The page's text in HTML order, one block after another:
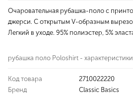
Очаровательная рубашка-поло с
джерси. С открытым V-образным
Легкий в уходе. 95% полиэстер, 5%
рубашка поло Poloshirt - характеристики
Код товара
2710022220
Бренд
Classic Basics